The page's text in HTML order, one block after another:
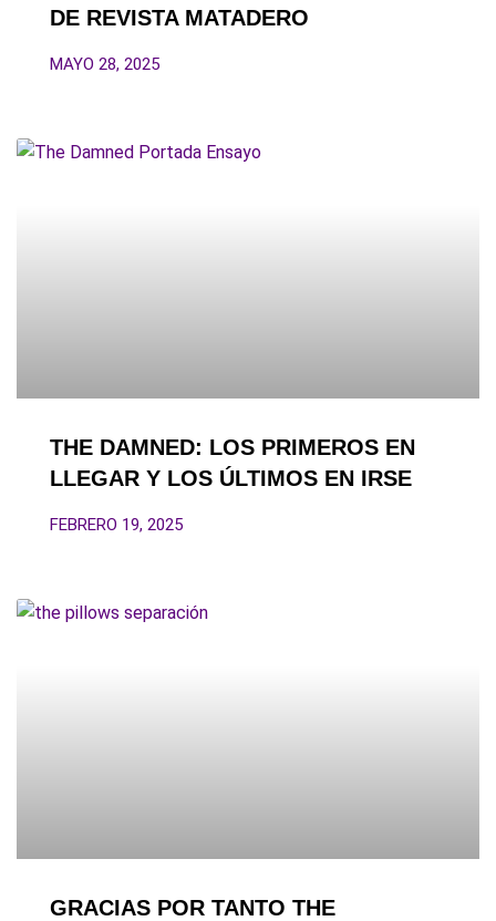
DE REVISTA MATADERO
MAYO 28, 2025
THE DAMNED: LOS PRIMEROS EN
LLEGAR Y LOS ÚLTIMOS EN IRSE
FEBRERO 19, 2025
GRACIAS POR TANTO THE